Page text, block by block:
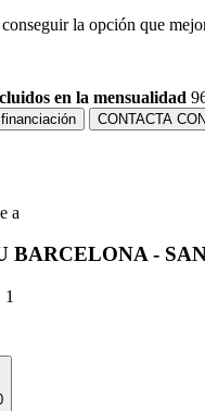
la opción que
en la mensualidad
CONTACTA
a
BARCELONA -